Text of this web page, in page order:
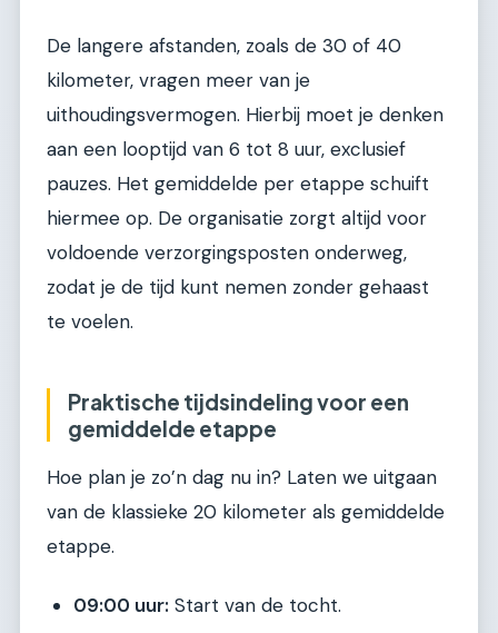
De langere afstanden, zoals de 30 of 40
kilometer, vragen meer van je
uithoudingsvermogen. Hierbij moet je denken
aan een looptijd van 6 tot 8 uur, exclusief
pauzes. Het gemiddelde per etappe schuift
hiermee op. De organisatie zorgt altijd voor
voldoende verzorgingsposten onderweg,
zodat je de tijd kunt nemen zonder gehaast
te voelen.
Praktische tijdsindeling voor een
gemiddelde etappe
Hoe plan je zo’n dag nu in? Laten we uitgaan
van de klassieke 20 kilometer als gemiddelde
etappe.
09:00 uur: Start van de tocht.